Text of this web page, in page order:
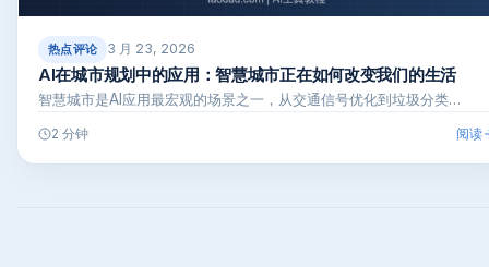
热点评论 3 月 23, 2026
AI在城市规划中的应用：智慧城市正在如何改变我们的生活
智慧城市是AI应用最宏观的场景之一，从交通信号优化到垃圾分类…
2 分钟 阅读